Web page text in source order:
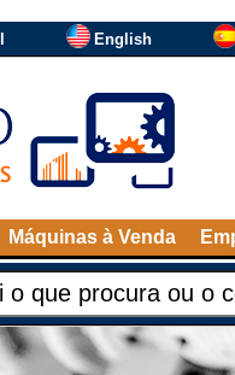
English
Máquinas à Venda